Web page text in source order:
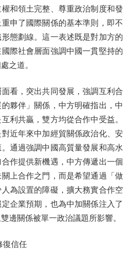
和領土完整、尊重政治制度和發
申了國際關係的基本準則，即不
態劃線。這一表述既是對加方的
際社會層面強調中國一貫堅持的
之道。
，突出共同發展，強調互利合
夥伴」關係，中方明確指出，中
利共贏，雙方均從合作中受益。
近年來中加經貿關係政治化、安
通過強調中國高質量發展和高水
作提供新機遇，中方傳遞出一個
上合作之門，而是希望通過「做
為設置的障礙，擴大務實合作空
企業預期，也為中加關係注入了
邊關係被單一政治議題所影響。
信任